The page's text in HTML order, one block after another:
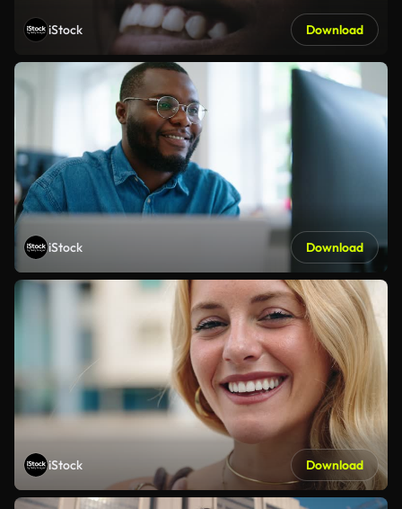
iStock Download
iStock Download
iStock Download